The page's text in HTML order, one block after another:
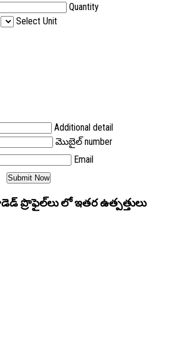
Quantity
Select Unit
Additional detail
మొబైల్ number
Email
ప్రొఫైల్‌లు లో ఇతర ఉత్పత్తులు